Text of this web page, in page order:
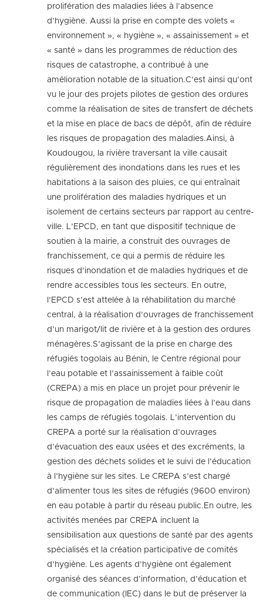
prolifération des maladies liées à l’absence
d’hygiène. Aussi la prise en compte des volets «
environnement », « hygiène », « assainissement » et
« santé » dans les programmes de réduction des
risques de catastrophe, a contribué à une
amélioration notable de la situation.C’est ainsi qu’ont
vu le jour des projets pilotes de gestion des ordures
comme la réalisation de sites de transfert de déchets
et la mise en place de bacs de dépôt, afin de réduire
les risques de propagation des maladies.Ainsi, à
Koudougou, la rivière traversant la ville causait
régulièrement des inondations dans les rues et les
habitations à la saison des pluies, ce qui entraînait
une prolifération des maladies hydriques et un
isolement de certains secteurs par rapport au centre-
ville. L’EPCD, en tant que dispositif technique de
soutien à la mairie, a construit des ouvrages de
franchissement, ce qui a permis de réduire les
risques d’inondation et de maladies hydriques et de
rendre accessibles tous les secteurs. En outre,
l’EPCD s’est attelée à la réhabilitation du marché
central, à la réalisation d’ouvrages de franchissement
d’un marigot/lit de rivière et à la gestion des ordures
ménagères.S’agissant de la prise en charge des
réfugiés togolais au Bénin, le Centre régional pour
l’eau potable et l’assainissement à faible coût
(CREPA) a mis en place un projet pour prévenir le
risque de propagation de maladies liées à l’eau dans
les camps de réfugiés togolais. L’intervention du
CREPA a porté sur la réalisation d’ouvrages
d’évacuation des eaux usées et des excréments, la
gestion des déchets solides et le suivi de l’éducation
à l’hygiène sur les sites. Le CREPA s’est chargé
d’alimenter tous les sites de réfugiés (9600 environ)
en eau potable à partir du réseau public.En outre, les
activités menées par CREPA incluent la
sensibilisation aux questions de santé par des agents
spécialisés et la création participative de comités
d’hygiène. Les agents d’hygiène ont également
organisé des séances d’information, d’éducation et
de communication (IEC) dans le but de préserver la